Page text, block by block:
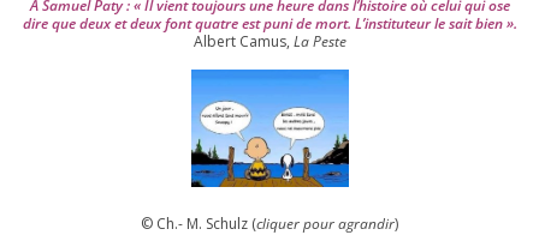
À Samuel Paty : « Il vient tou­jours une heure dans l’his­toire où celui qui ose
dire que deux et deux font quatre est puni de mort. L’instituteur le sait bien ».
Albert Camus, La Peste
© Ch.- M. Schulz (cli­quer pour agran­dir)